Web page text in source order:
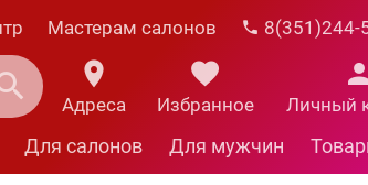
Мастерам салонов 8(351)244-
Адреса Избранное Личный
Для салонов Для мужчин